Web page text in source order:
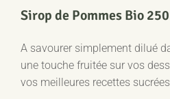
Sirop de Pommes Bio
A savourer simplement dilué
une touche fruitée sur vos
vos meilleures recettes